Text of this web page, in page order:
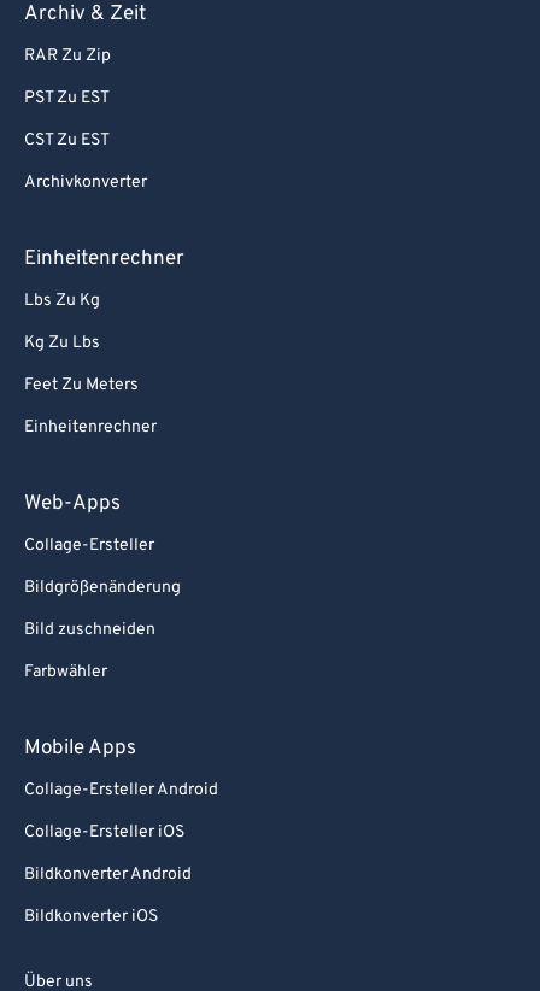
Archiv & Zeit
RAR Zu Zip
PST Zu EST
CST Zu EST
Archivkonverter
Einheitenrechner
Lbs Zu Kg
Kg Zu Lbs
Feet Zu Meters
Einheitenrechner
Web-Apps
Collage-Ersteller
Bildgrößenänderung
Bild zuschneiden
Farbwähler
Mobile Apps
Collage-Ersteller Android
Collage-Ersteller iOS
Bildkonverter Android
Bildkonverter iOS
Über uns